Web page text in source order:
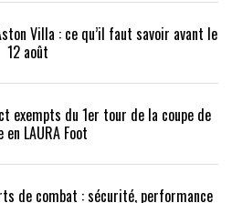
Villa : ce qu’il faut savoir avant le
12 août
exempts du 1er tour de la coupe de
en LAURA Foot
de combat : sécurité, performance